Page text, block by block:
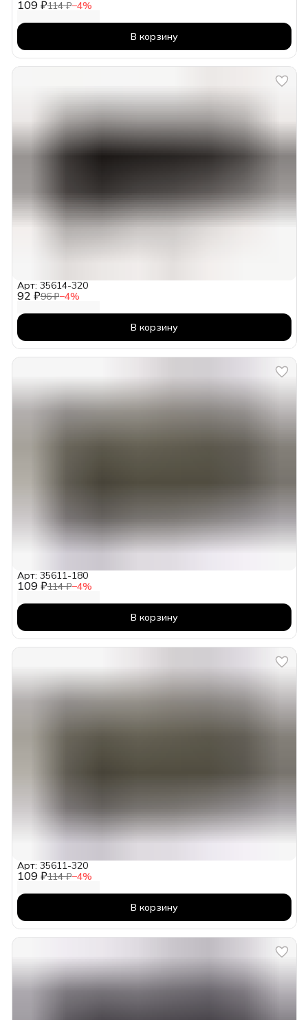
109 ₽114 ₽−4%
В корзину
92 ₽96 ₽−4%
Арт: 35614-320
В корзину
109 ₽114 ₽−4%
Арт: 35611-180
В корзину
109 ₽114 ₽−4%
Арт: 35611-320
В корзину